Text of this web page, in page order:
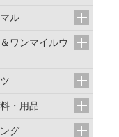
ル
ワンマイルウ
・用品
グ